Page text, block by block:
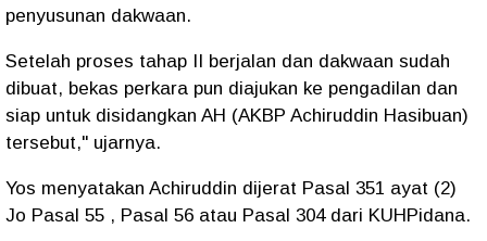
penyusunan dakwaan.
Setelah proses tahap II berjalan dan dakwaan sudah
dibuat, bekas perkara pun diajukan ke pengadilan dan
siap untuk disidangkan AH (AKBP Achiruddin Hasibuan)
tersebut," ujarnya.
Yos menyatakan Achiruddin dijerat Pasal 351 ayat (2)
Jo Pasal 55 , Pasal 56 atau Pasal 304 dari KUHPidana.